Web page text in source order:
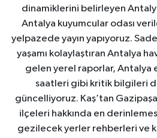
dinamiklerini belirleyen
Antalya kuyumcular odası
yelpazede yayın yapıyoruz.
yaşamı kolaylaştıran Antalya
gelen yerel raporlar, Antalya
saatleri gibi kritik bilgileri
güncelliyoruz. Kaş’tan
ilçeleri hakkında en
gezilecek yerler rehberleri ve